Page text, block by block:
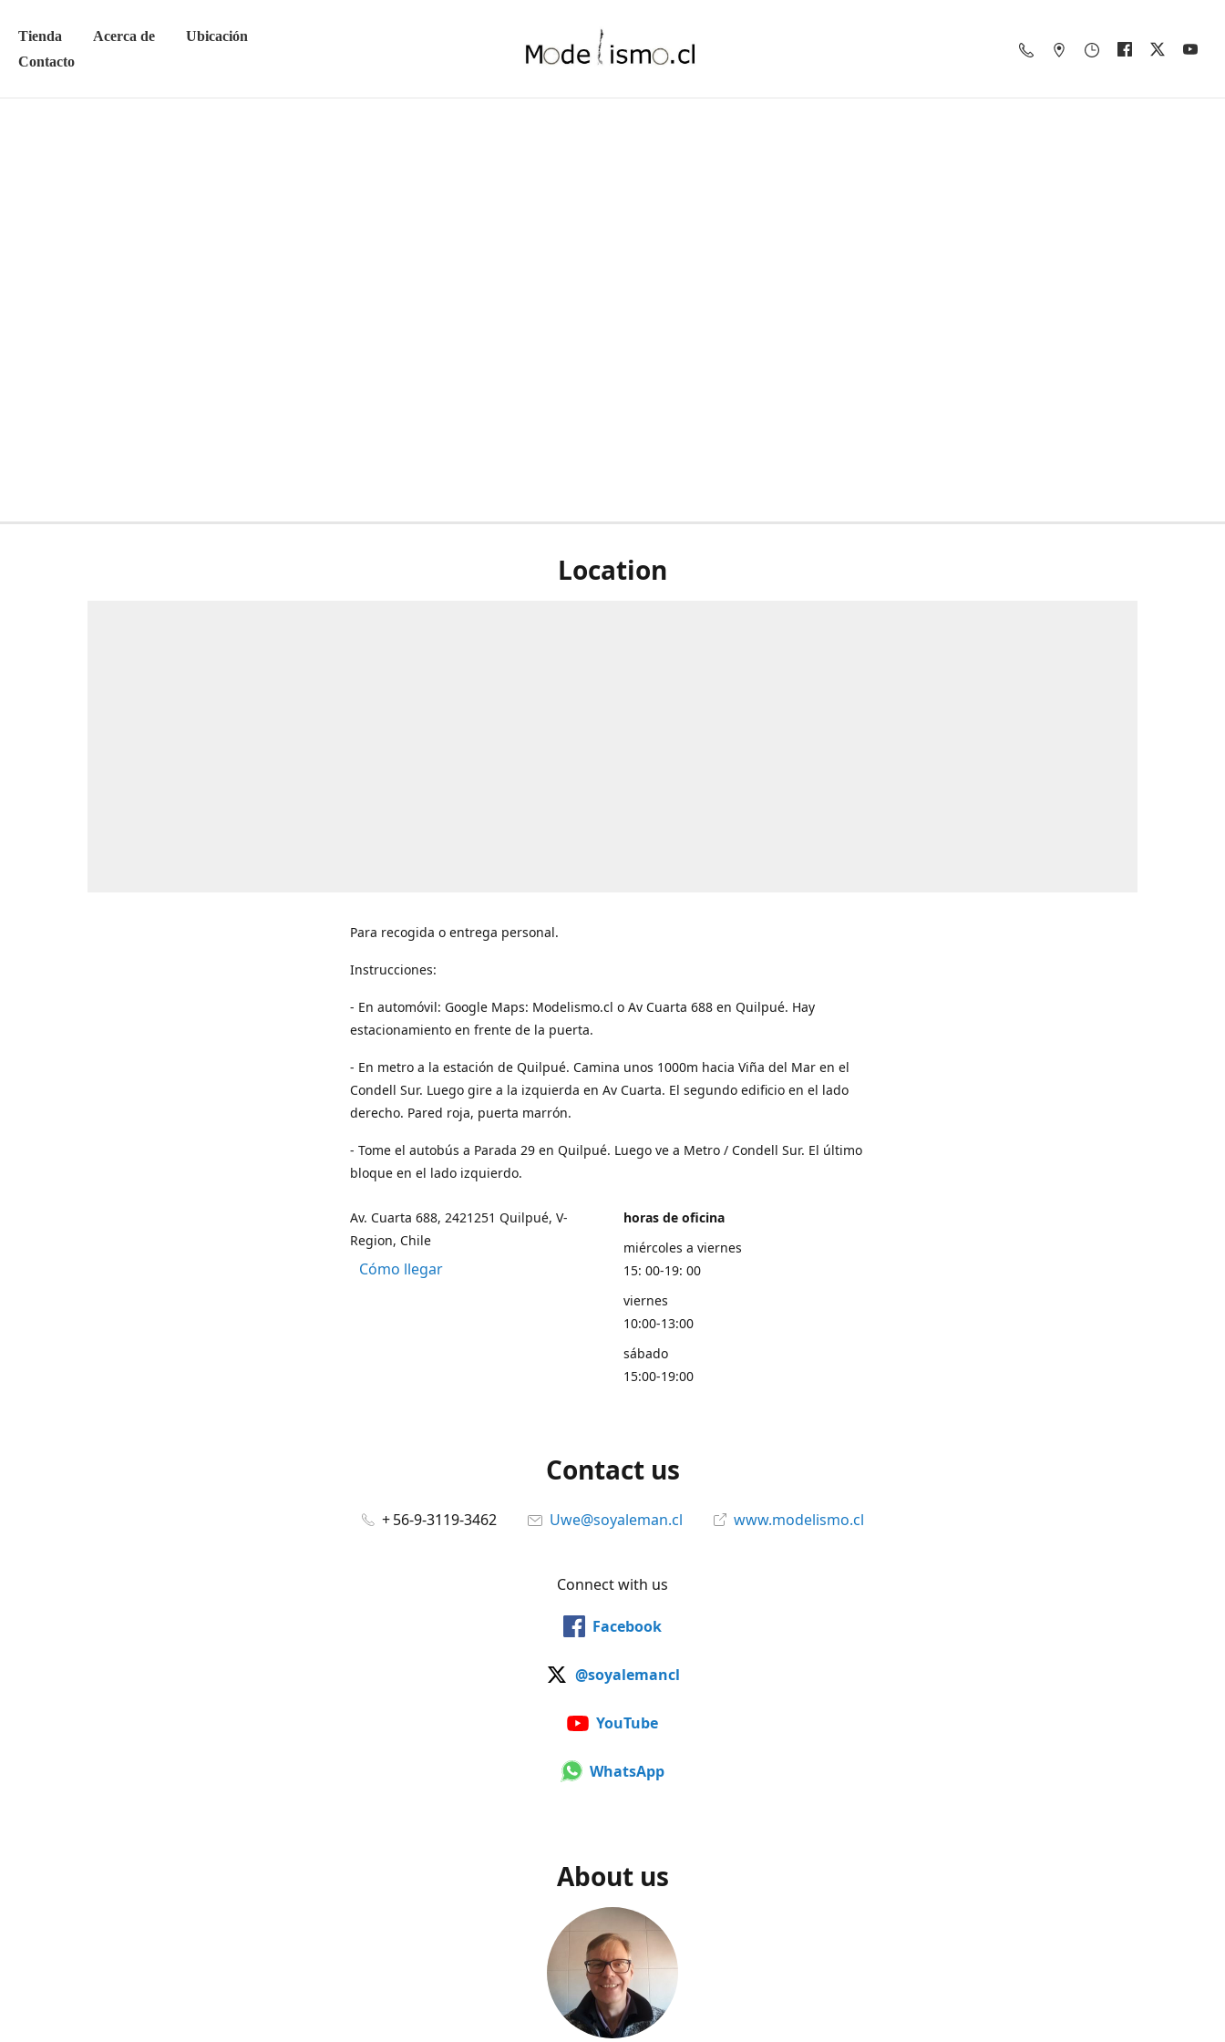
Tienda Acerca de
Ubicación
Contacto
Location
Para recogida o entrega personal.
Instrucciones:
- En automóvil: Google Maps: Modelismo.cl o Av Cuarta 688 en Quilpué. Hay
estacionamiento en frente de la puerta.
- En metro a la estación de Quilpué. Camina unos 1000m hacia Viña del Mar en el
Condell Sur. Luego gire a la izquierda en Av Cuarta. El segundo edificio en el lado
derecho. Pared roja, puerta marrón.
- Tome el autobús a Parada 29 en Quilpué. Luego ve a Metro / Condell Sur. El último
bloque en el lado izquierdo.
Av. Cuarta 688, 2421251 Quilpué, V-
Region, Chile
Cómo llegar
horas de oficina
miércoles a viernes
15: 00-19: 00
viernes
10:00-13:00
sábado
15:00-19:00
Contact us
+ 56-9-3119-3462 Uwe@soyaleman.cl www.modelismo.cl
Connect with us
Facebook
@soyalemancl
YouTube
WhatsApp
About us